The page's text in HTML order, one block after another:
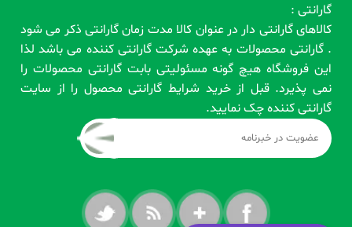
گارانتی :
کالاهای گارانتی دار در عنوان کالا مدت زمان گارانتی ذکر می شود
. گارانتی محصولات به عهده شرکت گارانتی کننده می باشد لذا
این فروشگاه هیچ گونه مسئولیتی بابت گارانتی محصولات را
نمی پذیرد. قبل از خرید شرایط گارانتی محصول را از سایت
گارانتی کننده چک نمایید.